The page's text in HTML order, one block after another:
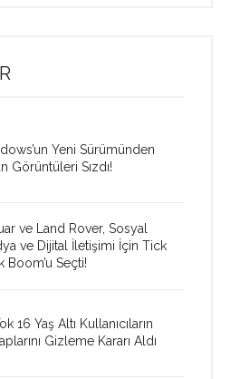
Yeni Sürümünden
Görüntüleri Sızdı!
ve Land Rover, Sosyal
ve Dijital İletişimi İçin Tick
Boom’u Seçti!
16 Yaş Altı Kullanıcıların
Gizleme Kararı Aldı